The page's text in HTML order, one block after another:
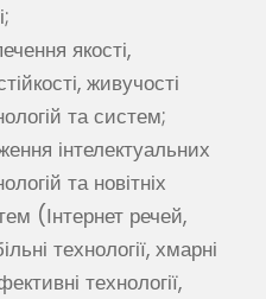
якості,
живучості
та систем;
інтелектуальних
та новітніх
(Інтернет речей,
технології, хмарні
технології,